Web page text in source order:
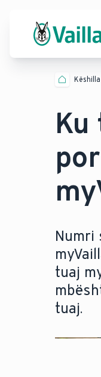
Këshilla
tuaj
tuaj.